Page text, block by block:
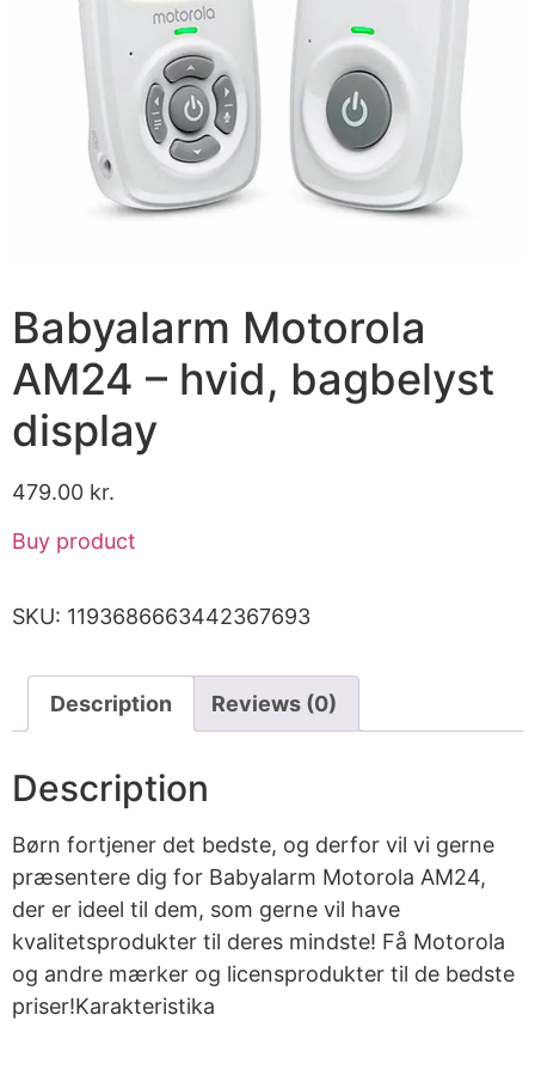
Babyalarm Motorola
AM24 – hvid, bagbelyst
display
479.00 kr.
Buy product
SKU: 1193686663442367693
Description Reviews (0)
Description
Børn fortjener det bedste, og derfor vil vi gerne
præsentere dig for Babyalarm Motorola AM24,
der er ideel til dem, som gerne vil have
kvalitetsprodukter til deres mindste! Få Motorola
og andre mærker og licensprodukter til de bedste
priser!Karakteristika